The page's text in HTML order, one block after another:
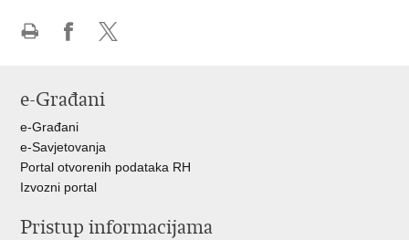
Facebooku
X-
e-Građani
e-Građani
e-Savjetovanja
Portal otvorenih podataka RH
Izvozni portal
Pristup informacijama